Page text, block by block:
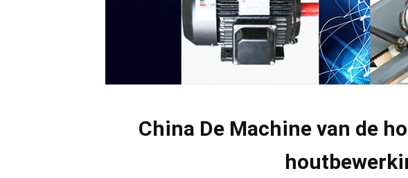
China De Machine van de